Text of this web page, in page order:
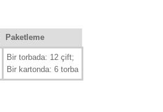
Paketleme
Bir torbada: 12 çift;
Bir kartonda: 6 torba